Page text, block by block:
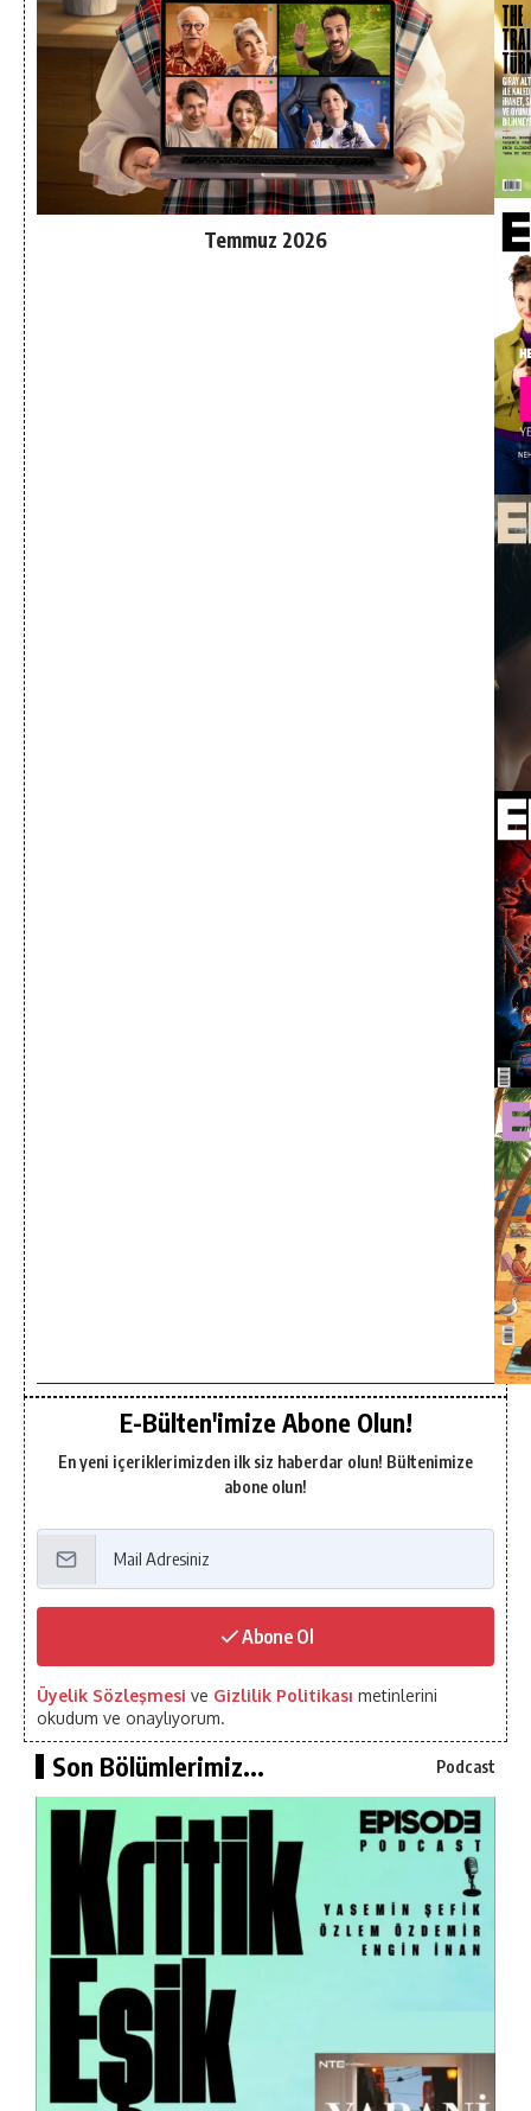
Temmuz 2026
E-Bülten'imize Abone Olun!
En yeni içeriklerimizden ilk siz haberdar olun! Bültenimize
abone olun!
Abone Ol
Üyelik Sözleşmesi ve Gizlilik Politikası metinlerini
okudum ve onaylıyorum.
Son Bölümlerimiz... Podcast